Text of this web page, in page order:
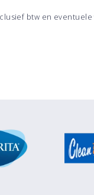
btw en